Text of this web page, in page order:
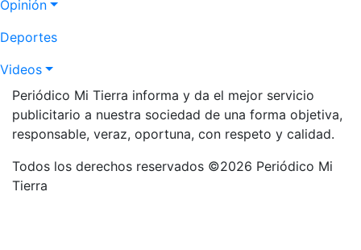
Opinión
Deportes
Videos
Periódico Mi Tierra informa y da el mejor servicio
publicitario a nuestra sociedad de una forma objetiva,
responsable, veraz, oportuna, con respeto y calidad.
Todos los derechos reservados ©2026 Periódico Mi
Tierra